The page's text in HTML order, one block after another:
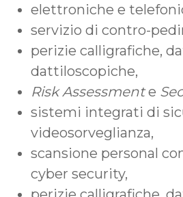
elettroniche e
servizio di contro-
perizie calligrafiche,
dattiloscopiche,
Risk Assessmente
sistemi integrati di
videosorveglianza,
scansione personal
cyber security,